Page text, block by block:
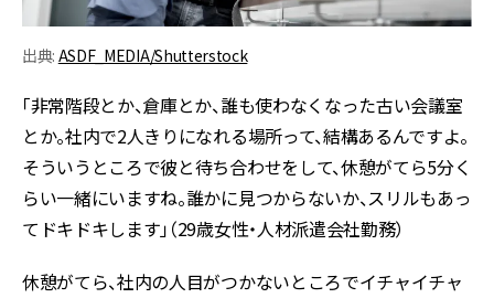
出典: ASDF_MEDIA/Shutterstock
「非常階段とか、倉庫とか、誰も使わなくなった古い会議室
とか。社内で2人きりになれる場所って、結構あるんですよ。
そういうところで彼と待ち合わせをして、休憩がてら5分く
らい一緒にいますね。誰かに見つからないか、スリルもあっ
てドキドキします」（29歳女性・人材派遣会社勤務）
休憩がてら、社内の人目がつかないところでイチャイチャ